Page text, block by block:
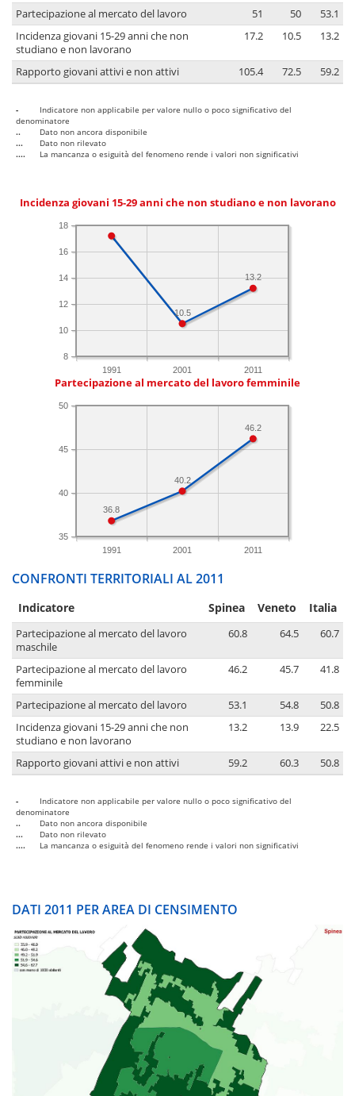
Partecipazione al mercato del lavoro 51 50
53.1
Incidenza giovani 15-29 anni che non
studiano e non lavorano
17.2 10.5 13.2
Rapporto giovani attivi e non attivi 105.4 72.5 59.2
-
Indicatore non applicabile per valore nullo o poco significativo del
denominatore
..
Dato non ancora disponibile
...
Dato non rilevato
....
La mancanza o esiguità del fenomeno rende i valori non significativi
Incidenza giovani 15-29 anni che non studiano e non lavorano
1991 2001 2011
8
10
12
14
16
18
13.2
10.5
Partecipazione al mercato del lavoro femminile
1991 2001 2011
35
40
45
50
46.2
40.2
36.8
CONFRONTI TERRITORIALI AL 2011
Indicatore Spinea Veneto Italia
Partecipazione al mercato del lavoro
maschile
60.8 64.5 60.7
Partecipazione al mercato del lavoro
femminile
46.2 45.7 41.8
Partecipazione al mercato del lavoro 53.1 54.8
50.8
Incidenza giovani 15-29 anni che non
studiano e non lavorano
13.2 13.9 22.5
Rapporto giovani attivi e non attivi 59.2 60.3 50.8
-
Indicatore non applicabile per valore nullo o poco significativo del
denominatore
..
Dato non ancora disponibile
...
Dato non rilevato
....
La mancanza o esiguità del fenomeno rende i valori non significativi
DATI 2011 PER AREA DI CENSIMENTO